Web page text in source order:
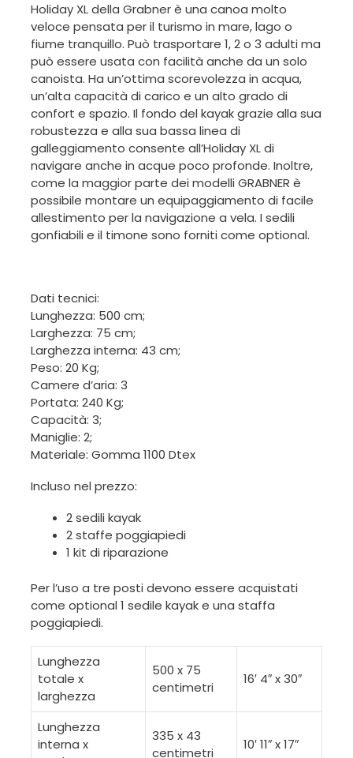
Holiday XL della Grabner è una canoa molto
veloce pensata per il turismo in mare, lago o
fiume tranquillo. Può trasportare 1, 2 o 3 adulti ma
può essere usata con facilità anche da un solo
canoista. Ha un’ottima scorevolezza in acqua,
un’alta capacità di carico e un alto grado di
confort e spazio. Il fondo del kayak grazie alla sua
robustezza e alla sua bassa linea di
galleggiamento consente all’Holiday XL di
navigare anche in acque poco profonde. Inoltre,
come la maggior parte dei modelli GRABNER è
possibile montare un equipaggiamento di facile
allestimento per la navigazione a vela. I sedili
gonfiabili e il timone sono forniti come optional.
Dati tecnici:
Lunghezza: 500 cm;
Larghezza: 75 cm;
Larghezza interna: 43 cm;
Peso: 20 Kg;
Camere d’aria: 3
Portata: 240 Kg;
Capacità: 3;
Maniglie: 2;
Materiale: Gomma 1100 Dtex
Incluso nel prezzo:
2 sedili kayak
2 staffe poggiapiedi
1 kit di riparazione
Per l’uso a tre posti devono essere acquistati
come optional 1 sedile kayak e una staffa
poggiapiedi.
Lunghezza
totale x
larghezza
500 x 75
centimetri
16′ 4″ x 30″
Lunghezza
interna x
335 x 43
centimetri
10′ 11″ x 17″